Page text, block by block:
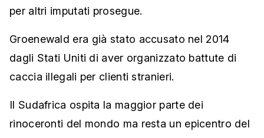
per altri imputati prosegue.
Groenewald era già stato accusato nel 2014
dagli Stati Uniti di aver organizzato battute di
caccia illegali per clienti stranieri.
Il Sudafrica ospita la maggior parte dei
rinoceronti del mondo ma resta un epicentro del